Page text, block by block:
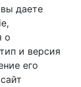
даете
о
и версия
его